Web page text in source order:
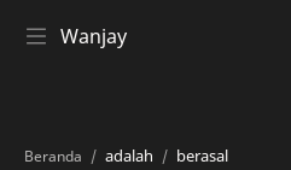
Wanjay
Beranda adalah berasal